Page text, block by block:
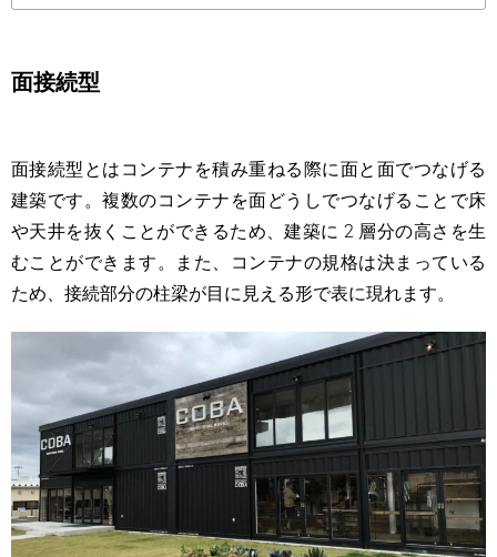
面接続型
面接続型とはコンテナを積み重ねる際に面と面でつなげる
建築です。複数のコンテナを面どうしでつなげることで床
や天井を抜くことができるため、建築に 2 層分の高さを生
むことができます。また、コンテナの規格は決まっている
ため、接続部分の柱梁が目に見える形で表に現れます。